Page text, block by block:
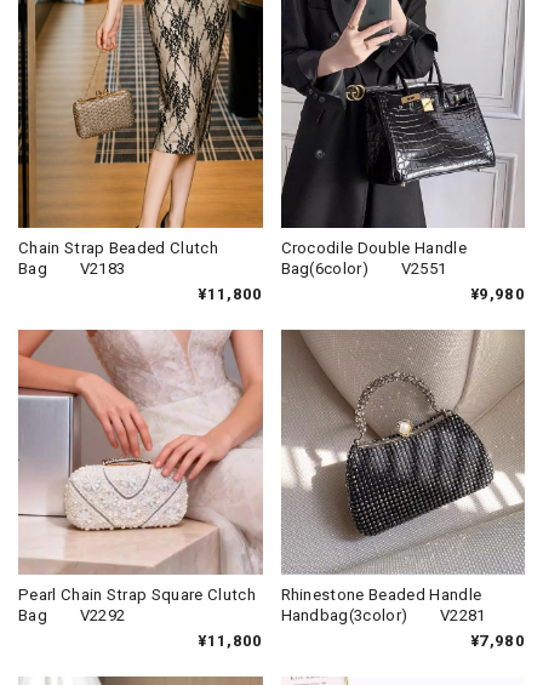
Chain Strap Beaded Clutch
Bag V2183
¥11,800
Crocodile Double Handle
Bag(6color) V2551
¥9,980
Pearl Chain Strap Square Clutch
Bag V2292
¥11,800
Rhinestone Beaded Handle
Handbag(3color) V2281
¥7,980